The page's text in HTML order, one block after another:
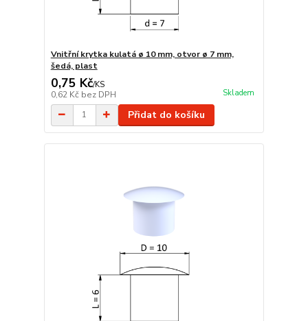
Vnitřní krytka kulatá ø 10 mm, otvor ø 7 mm,
šedá, plast
0,75 Kč/KS
0,62 Kč bez DPH Skladem
Přidat do košíku